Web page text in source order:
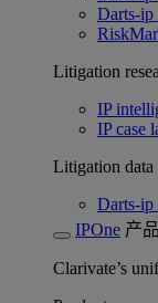
Darts-ip
Litigation
IP
IP case
Litigation data
Darts-
IPOne 产
Clarivate’s